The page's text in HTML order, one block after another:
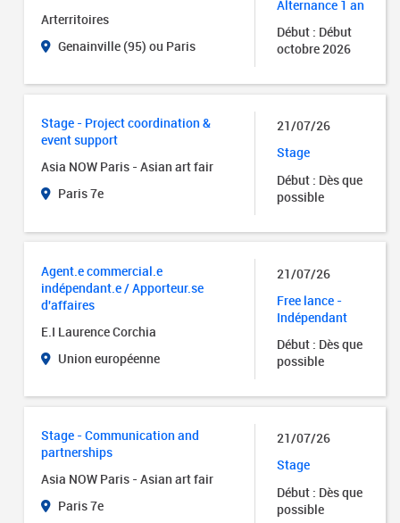
Arterritoires
Genainville (95) ou Paris
Alternance 1 an
Début : Début
octobre 2026
Stage - ⁠Project coordination &
event support
Asia NOW Paris - Asian art fair
Paris 7e
21/07/26
Stage
Début : Dès que
possible
Agent.e commercial.e
indépendant.e / Apporteur.se
d'affaires
E.I Laurence Corchia
Union européenne
21/07/26
Free lance -
Indépendant
Début : Dès que
possible
Stage - Communication and
partnerships
Asia NOW Paris - Asian art fair
Paris 7e
21/07/26
Stage
Début : Dès que
possible